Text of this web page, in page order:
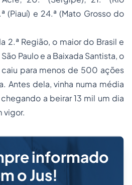
(Piauí) e 24.ª (Mato Grosso do
2.ª Região, o maior do Brasil e
Paulo e a Baixada Santista, o
para menos de 500 ações
Antes dela, vinha numa média
a beirar 13 mil um dia
vigor.
informado
o Jus!